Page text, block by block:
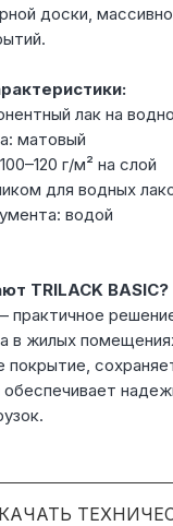
доски,
лак на
матовый
г/м² на слой
для водных
водой
TRILACK BASIC?
практичное
в жилых
покрытие,